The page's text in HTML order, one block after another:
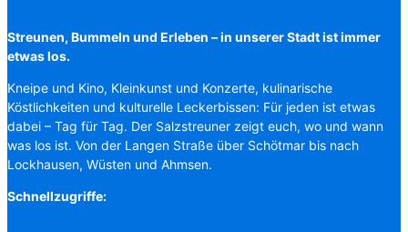
Streunen, Bummeln und Erleben – in unserer Stadt ist immer
etwas los.
Kneipe und Kino, Kleinkunst und Konzerte, kulinarische
Köstlichkeiten und kulturelle Leckerbissen: Für jeden ist etwas
dabei – Tag für Tag. Der Salzstreuner zeigt euch, wo und wann
was los ist. Von der Langen Straße über Schötmar bis nach
Lockhausen, Wüsten und Ahmsen.
Schnellzugriffe: